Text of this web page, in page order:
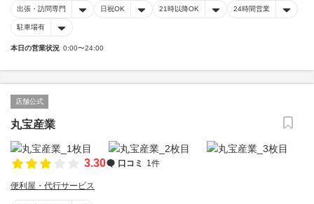
出張・訪問専門 日祝OK 21時以降OK 24時間営業
駐車場有
本日の営業状況 0:00〜24:00
店舗公式
丸宝産業
3.30 口コミ 1件
便利屋・代行サービス